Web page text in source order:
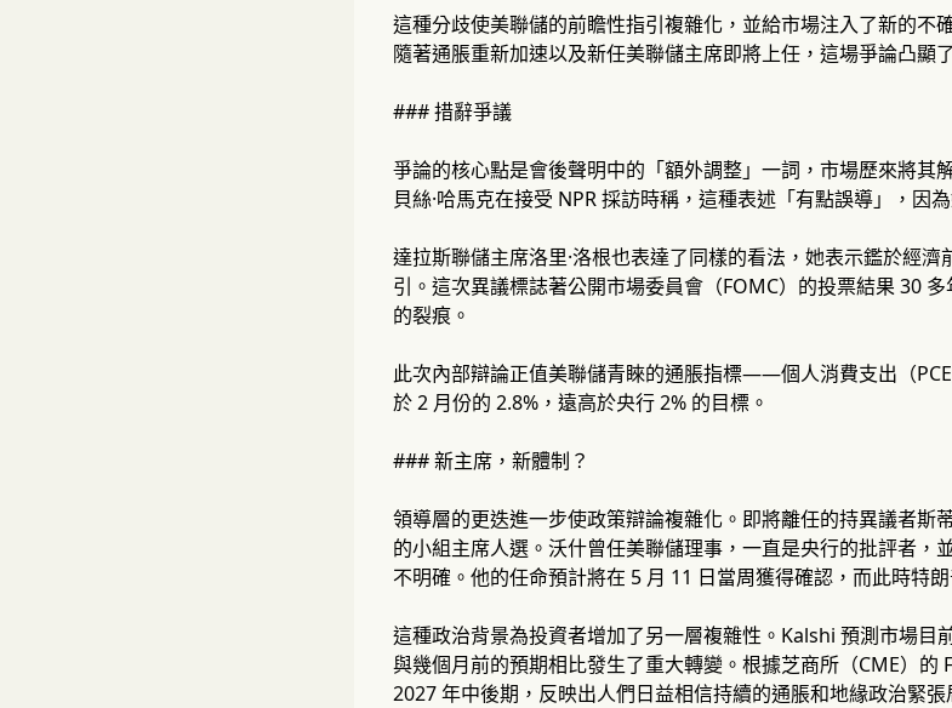
這種分歧使美聯儲的前瞻性指引複雜化，並給市場注入了新的不
隨著通脹重新加速以及新任美聯儲主席即將上任，這場爭論凸顯
### 措辭爭議
爭論的核心點是會後聲明中的「額外調整」一詞，市場歷來將
貝絲·哈馬克在接受 NPR 採訪時稱，這種表述「有點誤導」，因
達拉斯聯儲主席洛里·洛根也表達了同樣的看法，她表示鑑於經
引。這次異議標誌著公開市場委員會（FOMC）的投票結果 30
的裂痕。
此次內部辯論正值美聯儲青睞的通脹指標——個人消費支出（
於 2 月份的 2.8%，遠高於央行 2% 的目標。
### 新主席，新體制？
領導層的更迭進一步使政策辯論複雜化。即將離任的持異議者斯
的小組主席人選。沃什曾任美聯儲理事，一直是央行的批評者
不明確。他的任命預計將在 5 月 11 日當周獲得確認，而此時特
這種政治背景為投資者增加了另一層複雜性。Kalshi 預測市場目
與幾個月前的預期相比發生了重大轉變。根據芝商所（CME）
2027 年中後期，反映出人們日益相信持續的通脹和地緣政治緊